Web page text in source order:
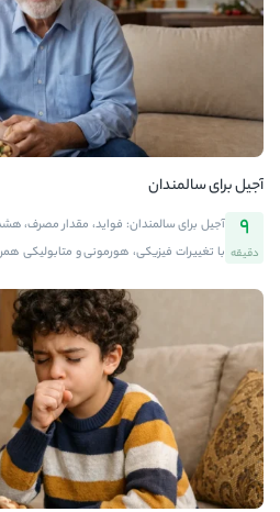
فوق العاده ای دارند و هم برای هدیه و
در جهانشکلات امروز ما، مسیری بلند را طی
رنگ که در دست ما قرار می گیرد. منشأ
ویژه فرهنگ […]
آجیل برای سالمندان
9
دقیقه
آجیل برای سالمندان: فواید، مقدار مصرف،
با تغییرات فیزیکی، هورمونی و متابولیکی
انرژی و کاهش خطر بیماری‌ها دارد. یکی
بخش مهمی از رژیم غذایی سالمندان
چربی‌های سالم، فیبر، ویتامین‌ها و مواد
که مصرف منظم آن‌ها باعث تقویت مغز،
کاهش التهاب بدن می‌شود. برای سالمندان،
استخوان، اختلالات حافظه، فشار خون
می‌تواند میان‌وعده‌ای ایده‌آل و مغذی
[…]